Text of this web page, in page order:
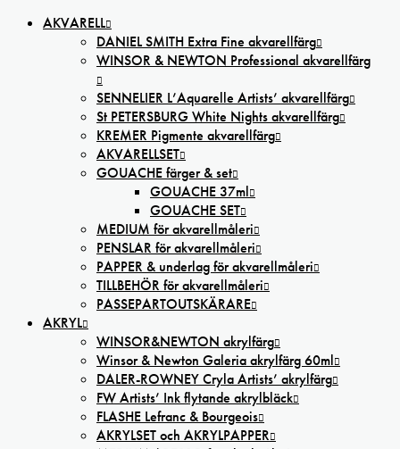
AKVARELL
DANIEL SMITH Extra Fine akvarellfärg
WINSOR & NEWTON Professional akvarellfärg
SENNELIER L’Aquarelle Artists’ akvarellfärg
St PETERSBURG White Nights akvarellfärg
KREMER Pigmente akvarellfärg
AKVARELLSET
GOUACHE färger & set
GOUACHE 37ml
GOUACHE SET
MEDIUM för akvarellmåleri
PENSLAR för akvarellmåleri
PAPPER & underlag för akvarellmåleri
TILLBEHÖR för akvarellmåleri
PASSEPARTOUTSKÄRARE
AKRYL
WINSOR&NEWTON akrylfärg
Winsor & Newton Galeria akrylfärg 60ml
DALER-ROWNEY Cryla Artists’ akrylfärg
FW Artists’ Ink flytande akrylbläck
FLASHE Lefranc & Bourgeois
AKRYLSET och AKRYLPAPPER